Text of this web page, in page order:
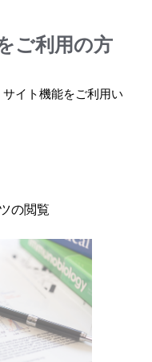
ですので、私たちよ
さんあると思いま
40例は実施できるで
しょうか。
でも
後は手厚くサポート
泌尿器科が外来で検査
ご利用の方
イト機能をご利用い
の閲覧